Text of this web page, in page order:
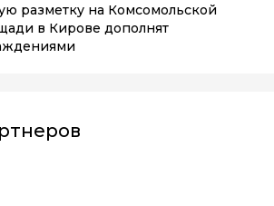
разметку на Комсомольской
в Кирове дополнят